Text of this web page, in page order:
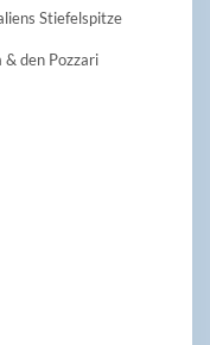
Stiefelspitze
& den Pozzari